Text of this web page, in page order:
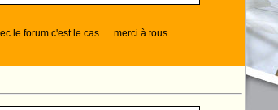
le forum c'est le cas..... merci à tous......